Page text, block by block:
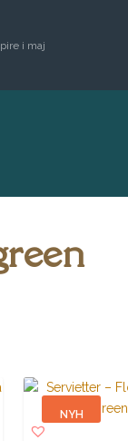
i maj
NYH